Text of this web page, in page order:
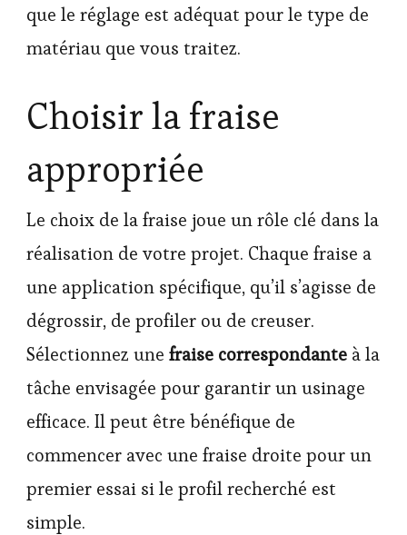
que le réglage est adéquat pour le type de
matériau que vous traitez.
Choisir la fraise
appropriée
Le choix de la fraise joue un rôle clé dans la
réalisation de votre projet. Chaque fraise a
une application spécifique, qu’il s’agisse de
dégrossir, de profiler ou de creuser.
Sélectionnez une fraise correspondante à la
tâche envisagée pour garantir un usinage
efficace. Il peut être bénéfique de
commencer avec une fraise droite pour un
premier essai si le profil recherché est
simple.